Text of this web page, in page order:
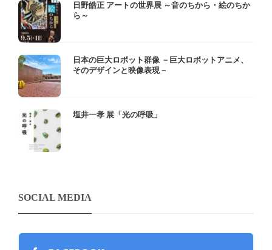
日野皓正 アートの世界展 ～音のちから・絵のちか
ら～
日本の巨大ロボット群像 －巨大ロボットアニメ、
そのデザインと映像表現－
塩井一孝 展「光の呼吸」
SOCIAL MEDIA